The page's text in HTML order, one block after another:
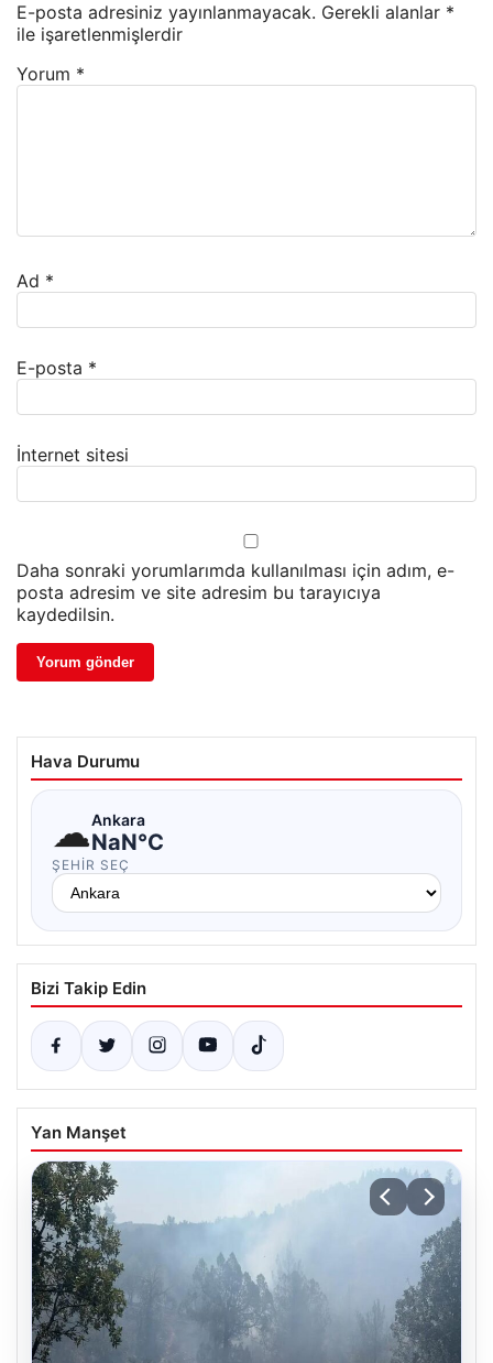
E-posta adresiniz yayınlanmayacak. Gerekli alanlar *
ile işaretlenmişlerdir
Yorum *
Ad *
E-posta *
İnternet sitesi
Daha sonraki yorumlarımda kullanılması için adım, e-
posta adresim ve site adresim bu tarayıcıya
kaydedilsin.
Hava Durumu
☁Ankara
NaN°C
ŞEHIR SEÇ
Bizi Takip Edin
Yan Manşet